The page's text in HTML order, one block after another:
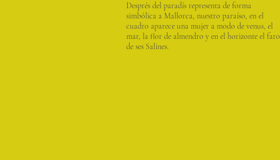
Després del paradís representa de forma
simbólica a Mallorca, nuestro paraíso, en el
cuadro aparece una mujer a modo de venus, el
mar, la flor de almendro y en el horizonte el faro
de ses Salines.